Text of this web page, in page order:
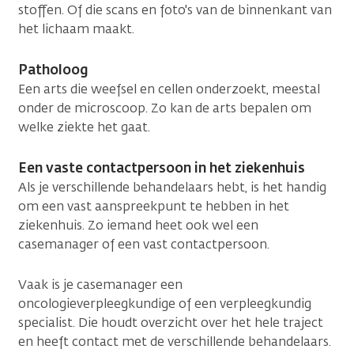
stoffen. Of die scans en foto's van de binnenkant van
het lichaam maakt.
Patholoog
Een arts die weefsel en cellen onderzoekt, meestal
onder de microscoop. Zo kan de arts bepalen om
welke ziekte het gaat.
Een vaste contactpersoon in het ziekenhuis
Als je verschillende behandelaars hebt, is het handig
om een vast aanspreekpunt te hebben in het
ziekenhuis. Zo iemand heet ook wel een
casemanager of een vast contactpersoon.
Vaak is je casemanager een
oncologieverpleegkundige of een verpleegkundig
specialist. Die houdt overzicht over het hele traject
en heeft contact met de verschillende behandelaars.